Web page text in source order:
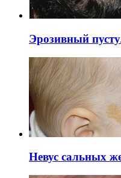
Эрозивный
Невус сальных